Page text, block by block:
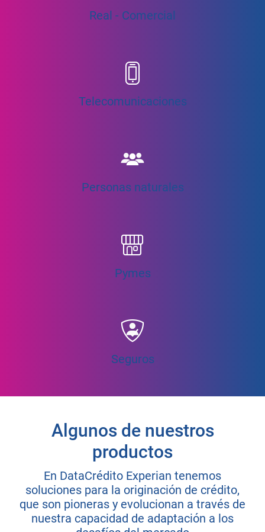
Real - Comercial
Telecomunicaciones
Personas naturales
Pymes
Seguros
Algunos de nuestros
productos
En DataCrédito Experian tenemos
soluciones para la originación de crédito,
que son pioneras y evolucionan a través de
nuestra capacidad de adaptación a los